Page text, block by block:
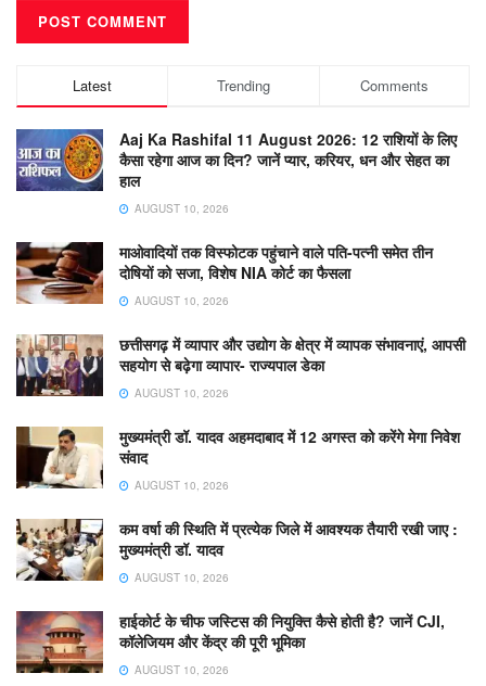
Latest Trending Comments
Aaj Ka Rashifal 11 August 2026: 12 राशियों के लिए
कैसा रहेगा आज का दिन? जानें प्यार, करियर, धन और सेहत का
हाल
AUGUST 10, 2026
माओवादियों तक विस्फोटक पहुंचाने वाले पति-पत्नी समेत तीन
दोषियों को सजा, विशेष NIA कोर्ट का फैसला
AUGUST 10, 2026
छत्तीसगढ़ में व्यापार और उद्योग के क्षेत्र में व्यापक संभावनाएं, आपसी
सहयोग से बढ़ेगा व्यापार- राज्यपाल डेका
AUGUST 10, 2026
मुख्यमंत्री डॉ. यादव अहमदाबाद में 12 अगस्त को करेंगे मेगा निवेश
संवाद
AUGUST 10, 2026
कम वर्षा की स्थिति में प्रत्येक जिले में आवश्यक तैयारी रखी जाए :
मुख्यमंत्री डॉ. यादव
AUGUST 10, 2026
हाईकोर्ट के चीफ जस्टिस की नियुक्ति कैसे होती है? जानें CJI,
कॉलेजियम और केंद्र की पूरी भूमिका
AUGUST 10, 2026